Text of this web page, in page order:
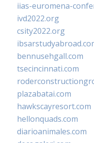
iias-euromena-
ivd2022.org
csity2022.org
bennusehgall.com
tsecincinnati.com
plazabatai.com
hawkscayresort.com
hellonquads.com
diarioanimales.com